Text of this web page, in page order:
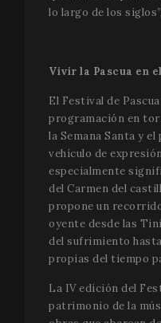
lo largo de los
Vivir la Pascua en
El Festival de
programación en
la Semana Santa y
vehículo de
especialmente
del Carmen del
propone un
oyente desde las
del sufrimiento
propias del tiempo
La IV edición del
patrimonio de la